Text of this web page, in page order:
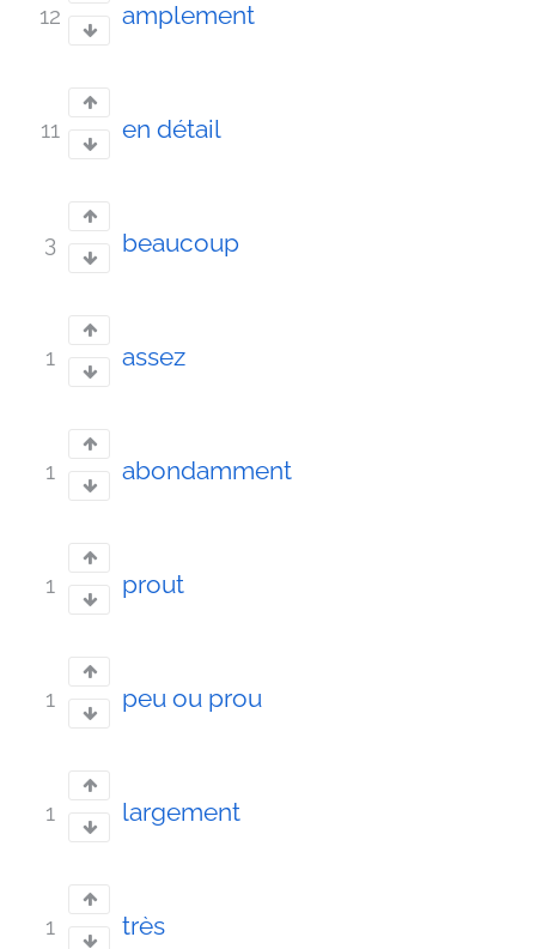
12 amplement
11 en détail
3 beaucoup
1 assez
1 abondamment
1 prout
1 peu ou prou
1 largement
1 très